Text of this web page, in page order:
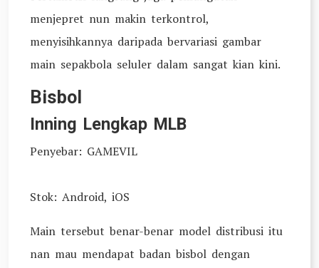
menjepret nun makin terkontrol,
menyisihkannya daripada bervariasi gambar
main sepakbola seluler dalam sangat kian kini.
Bisbol
Inning Lengkap MLB
Penyebar: GAMEVIL
Stok: Android, iOS
Main tersebut benar-benar model distribusi itu
nan mau mendapat badan bisbol dengan